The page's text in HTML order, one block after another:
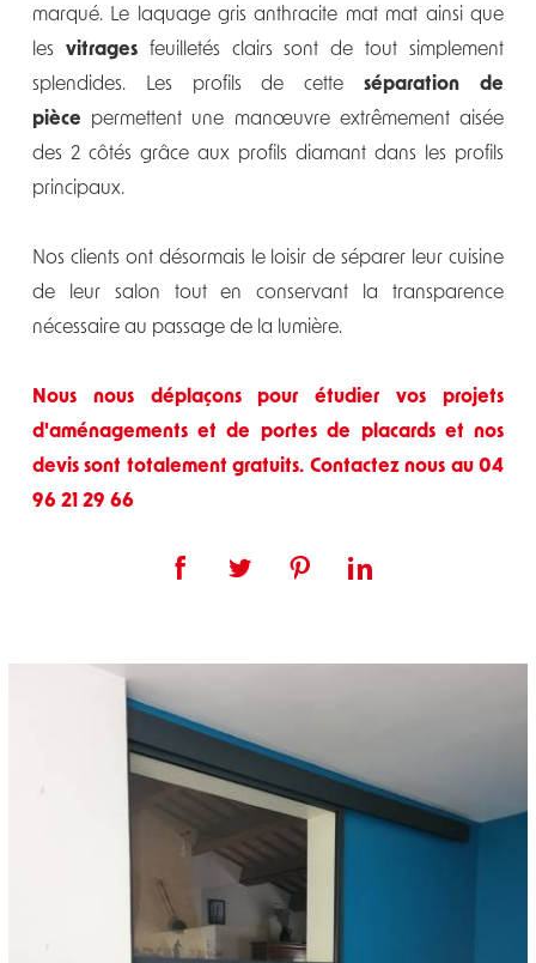
marqué. Le laquage gris anthracite mat mat ainsi que
les vitragesfeuilletés clairs sont de tout simplement
splendides. Les profils de cetteséparation de
pièce
permettent une manœuvre extrêmement aisée
des 2 côtés grâce aux profils diamant dans les profils
principaux.
Nos clients ont désormais le loisir de séparer leur cuisine
de leur salon tout en conservant la transparence
nécessaire au passage de la lumière.
Nous nous déplaçons pour étudier vos projets
d'aménagements et de portes de placards et nos
devis sont totalement gratuits. Contactez nous au 04
96 21 29 66